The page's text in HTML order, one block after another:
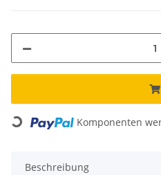
Loading... Komponenten
Beschreibung